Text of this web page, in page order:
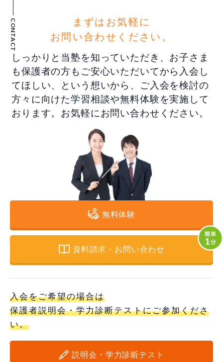
CONTACT
まずはお気軽に
お問い合わせください。
しっかりと当塾を知っていただき、お子さま
も保護者の方もご安心いただいてから入会し
てほしい、という想いから、ご入会を検討の
方々に向けた学習相談や無料体験を実施して
おります。お気軽にお問い合わせください。
無料体験
資料請求・お問い合わせ
入会をご希望の場合は
保護者説明会・学力診断テストにご参加くださ
い。
説明会・学力診断テスト